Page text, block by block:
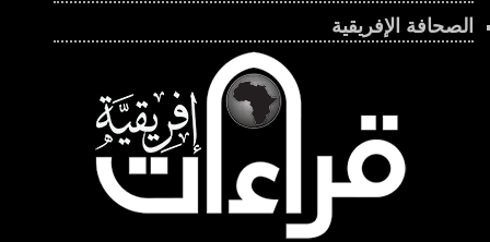
الصحافة الإفريقية